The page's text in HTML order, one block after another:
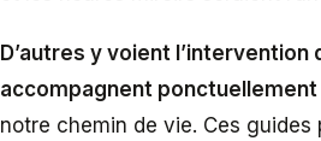
D’autres y voient
accompagnent ponctuellement
notre chemin de vie. Ces